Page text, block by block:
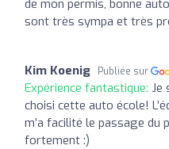
de mon permis, bonne
sont très sympa et très
Kim Koenig Publiée sur
Expérience fantastique: Je
choisi cette auto école!
m’a facilité le passage du
fortement :)